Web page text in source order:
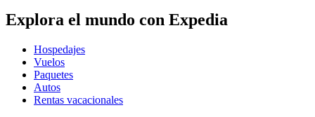
Explora el mundo con Expedia
Hospedajes
Vuelos
Paquetes
Autos
Rentas vacacionales